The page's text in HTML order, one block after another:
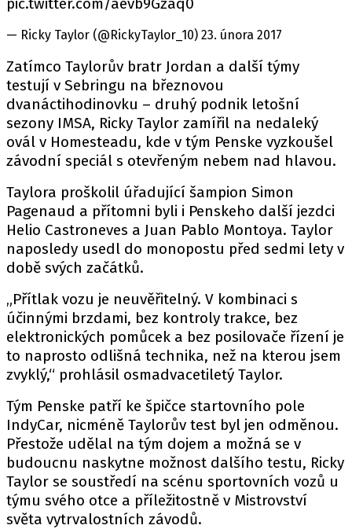
Máte příběh, fotku nebo video?
Pošlete e-mail na autoroad.cz
ETICKÝ KODEX
VYDAVATEL
INZERCE
OSOBNÍ ÚDAJE / COOKIES
Provozovatelem serveru autoroad.cz je
INCORP MEDIA GROUP s.r.o., IČ: 118 23 054
— Ricky Taylor (@RickyTaylor_10) 23. února 2017
Zatímco Taylorův bratr Jordan a další týmy
testují v Sebringu na březnovou
dvanáctihodinovku – druhý podnik letošní
sezony IMSA, Ricky Taylor zamířil na nedaleký
ovál v Homesteadu, kde v tým Penske vyzkoušel
závodní speciál s otevřeným nebem nad hlavou.
Taylora proškolil úřadující šampion Simon
Pagenaud a přítomni byli i Penskeho další jezdci
Helio Castroneves a Juan Pablo Montoya. Taylor
naposledy usedl do monopostu před sedmi lety v
době svých začátků.
„Přítlak vozu je neuvěřitelný. V kombinaci s
účinnými brzdami, bez kontroly trakce, bez
elektronických pomůcek a bez posilovače řízení je
to naprosto odlišná technika, než na kterou jsem
zvyklý,“ prohlásil osmadvacetiletý Taylor.
Tým Penske patří ke špičce startovního pole
IndyCar, nicméně Taylorův test byl jen odměnou.
Přestože udělal na tým dojem a možná se v
budoucnu naskytne možnost dalšího testu, Ricky
Taylor se soustředí na scénu sportovních vozů u
týmu svého otce a příležitostně v Mistrovství
světa vytrvalostních závodů.